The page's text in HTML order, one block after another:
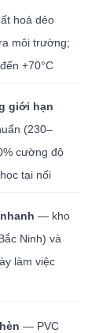
hoá dẻo
môi trường;
+70°C
giới hạn
(230–
cường độ
tại nối
— kho
Ninh) và
làm việc
— PVC